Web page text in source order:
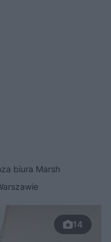
biura Marsh
14